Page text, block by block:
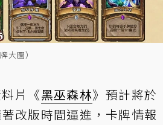
大圖）
片《黑巫森林》預計將於
改版時間逼進，卡牌情報